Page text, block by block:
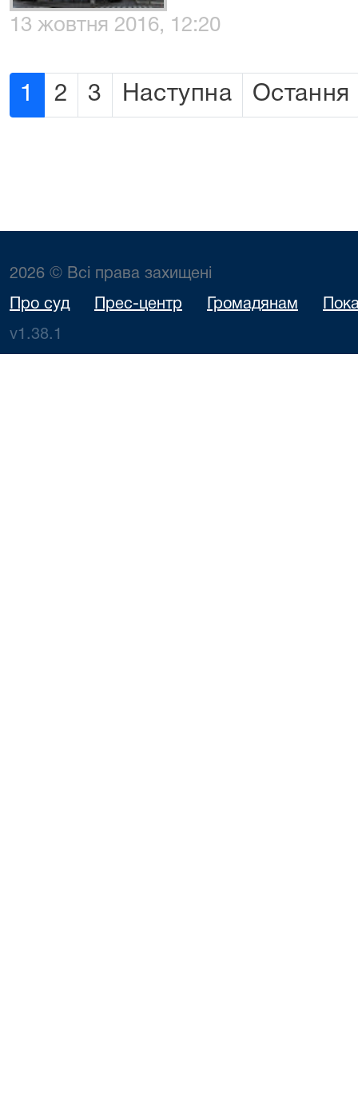
13 жовтня 2016, 12:20
1 2 3 Наступна Остання
2026 © Всі права захищені
Про суд Прес-центр Громадянам
v1.38.1